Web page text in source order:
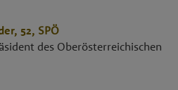
, 52, SPÖ
des Oberösterreichischen